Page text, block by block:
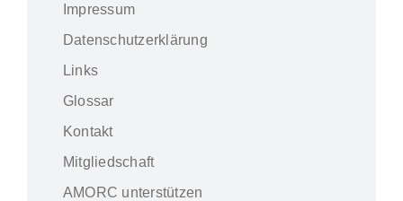
Impressum
Datenschutzerklärung
Links
Glossar
Kontakt
Mitgliedschaft
AMORC unterstützen